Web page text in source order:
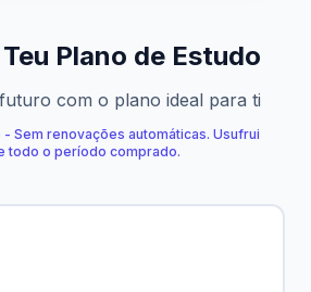
Plano de Estudo
com o plano ideal para ti
- Sem renovações automáticas. Usufrui
todo o período comprado.